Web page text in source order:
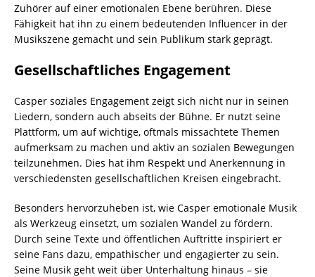
Zuhörer auf einer emotionalen Ebene berühren. Diese
Fähigkeit hat ihn zu einem bedeutenden Influencer in der
Musikszene gemacht und sein Publikum stark geprägt.
Gesellschaftliches Engagement
Casper soziales Engagement zeigt sich nicht nur in seinen
Liedern, sondern auch abseits der Bühne. Er nutzt seine
Plattform, um auf wichtige, oftmals missachtete Themen
aufmerksam zu machen und aktiv an sozialen Bewegungen
teilzunehmen. Dies hat ihm Respekt und Anerkennung in
verschiedensten gesellschaftlichen Kreisen eingebracht.
Besonders hervorzuheben ist, wie Casper emotionale Musik
als Werkzeug einsetzt, um sozialen Wandel zu fördern.
Durch seine Texte und öffentlichen Auftritte inspiriert er
seine Fans dazu, empathischer und engagierter zu sein.
Seine Musik geht weit über Unterhaltung hinaus – sie